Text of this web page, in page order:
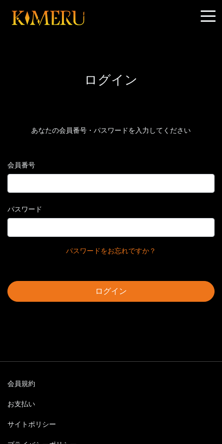
ログイン
あなたの会員番号・パスワードを入力してください
会員番号
パスワード
パスワードをお忘れですか？
ログイン
会員規約
お支払い
サイトポリシー